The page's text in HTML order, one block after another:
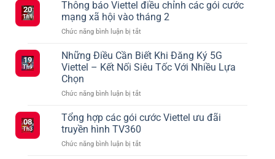
20
Th1
Thông báo Viettel điều chỉnh các gói cước
mạng xã hội vào tháng 2
Chức năng bình luận bị tắt
báo
Viettel
điều
các
cước
hội
19
Th9
Những Điều Cần Biết Khi Đăng Ký 5G
Viettel – Kết Nối Siêu Tốc Với Nhiều Lựa
Chọn
Chức năng bình luận bị tắt
Điều
Khi
08
Th3
Tổng hợp các gói cước Viettel ưu đãi
truyền hình TV360
Chức năng bình luận bị tắt